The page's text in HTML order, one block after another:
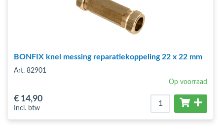
BONFIX knel messing reparatiekoppeling 22 x 22 mm
Art. 82901
Op voorraad
€ 14,90
Incl. btw